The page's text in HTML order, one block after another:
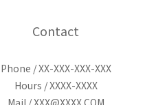
Contact
Phone / XX-XXX-XXX-XXX
Hours / XXXX-XXXX
Mail / XXX@XXXX.COM